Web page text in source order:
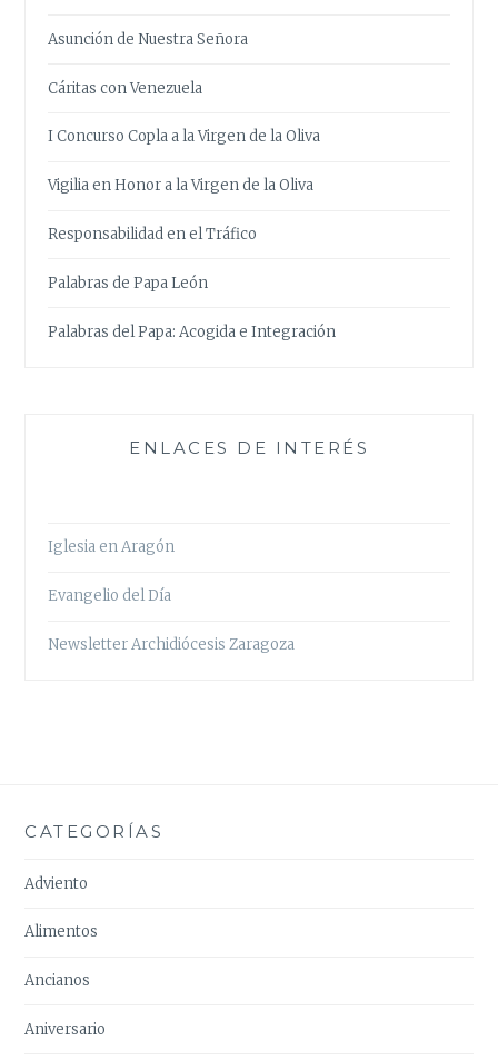
Asunción de Nuestra Señora
Cáritas con Venezuela
I Concurso Copla a la Virgen de la Oliva
Vigilia en Honor a la Virgen de la Oliva
Responsabilidad en el Tráfico
Palabras de Papa León
Palabras del Papa: Acogida e Integración
ENLACES DE INTERÉS
Iglesia en Aragón
Evangelio del Día
Newsletter Archidiócesis Zaragoza
CATEGORÍAS
Adviento
Alimentos
Ancianos
Aniversario